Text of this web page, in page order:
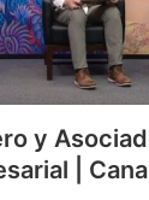
y
|